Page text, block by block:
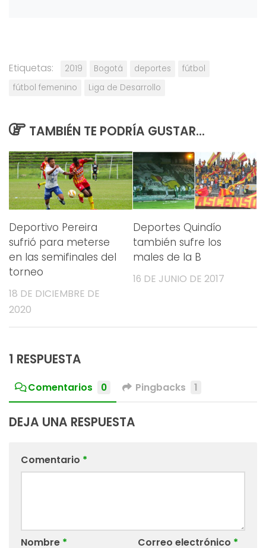
Etiquetas: 2019 Bogotá deportes
fútbol
fútbol femenino
Liga de Desarrollo
TAMBIÉN TE PODRÍA GUSTAR...
Deportivo Pereira
sufrió para meterse
en las semifinales del
torneo
18 DE DICIEMBRE DE
2020
Deportes Quindío
también sufre los
males de la B
16 DE JUNIO DE 2017
1 RESPUESTA
Comentarios 0 Pingbacks 1
DEJA UNA RESPUESTA
Comentario *
Nombre * Correo electrónico *